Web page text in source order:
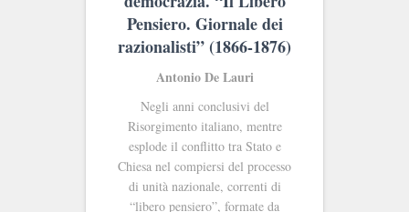
Pensiero. Giornale dei
razionalisti” (1866-1876)
Antonio De Lauri
Negli anni conclusivi del
Risorgimento italiano, mentre
esplode il conflitto tra Stato e
Chiesa nel compiersi del processo
di unità nazionale, correnti di
“libero pensiero”, formate da